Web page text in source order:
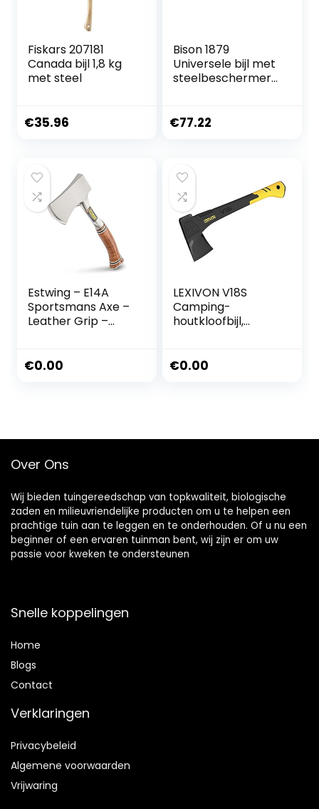
Fiskars 207181
Canada bijl 1,8 kg
met steel
€35.96
Bison 1879
Universele bijl met
steelbeschermer
alle bos- en
€77.22
Estwing – E14A
Sportsmans Axe –
Leather Grip –
€0.00
LEXIVON V18S
Camping-
houtkloofbijl,
ergonomische
beschermende
€0.00
Over Ons
Wij bieden tuingereedschap van topkwaliteit, biologische
zaden en milieuvriendelijke producten om u te helpen een
prachtige tuin aan te leggen en te onderhouden. Of u nu een
beginner of een ervaren tuinman bent, wij zijn er om uw
passie voor kweken te ondersteunen
Snelle koppelingen
Home
Blogs
Contact
Verklaringen
Privacybeleid
Algemene voorwaarden
Vrijwaring